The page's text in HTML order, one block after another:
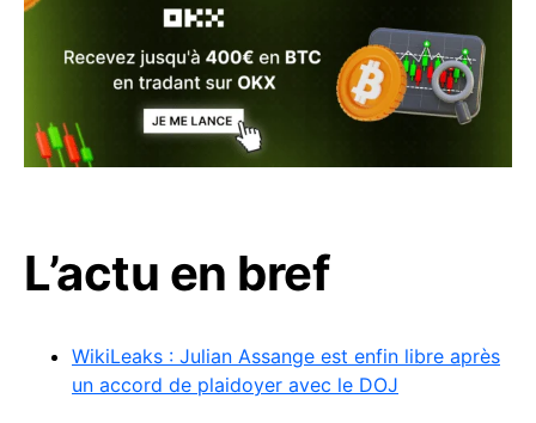
L’actu en bref
WikiLeaks : Julian Assange est enfin libre après
un accord de plaidoyer avec le DOJ